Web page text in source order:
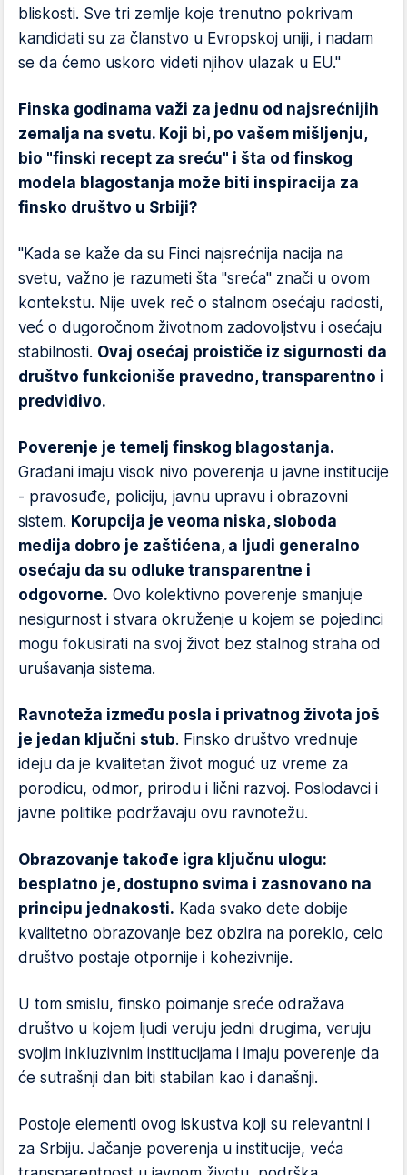
bliskosti. Sve tri zemlje koje trenutno pokrivam
kandidati su za članstvo u Evropskoj uniji, i nadam
se da ćemo uskoro videti njihov ulazak u EU."
Finska godinama važi za jednu od najsrećnijih
zemalja na svetu. Koji bi, po vašem mišljenju,
bio "finski recept za sreću" i šta od finskog
modela blagostanja može biti inspiracija za
finsko društvo u Srbiji?
"Kada se kaže da su Finci najsrećnija nacija na
svetu, važno je razumeti šta "sreća" znači u ovom
kontekstu. Nije uvek reč o stalnom osećaju radosti,
već o dugoročnom životnom zadovoljstvu i osećaju
stabilnosti. Ovaj osećaj proističe iz sigurnosti da
društvo funkcioniše pravedno, transparentno i
predvidivo.
Poverenje je temelj finskog blagostanja.
Građani imaju visok nivo poverenja u javne institucije
- pravosuđe, policiju, javnu upravu i obrazovni
sistem. Korupcija je veoma niska, sloboda
medija dobro je zaštićena, a ljudi generalno
osećaju da su odluke transparentne i
odgovorne. Ovo kolektivno poverenje smanjuje
nesigurnost i stvara okruženje u kojem se pojedinci
mogu fokusirati na svoj život bez stalnog straha od
urušavanja sistema.
Ravnoteža između posla i privatnog života još
je jedan ključni stub. Finsko društvo vrednuje
ideju da je kvalitetan život moguć uz vreme za
porodicu, odmor, prirodu i lični razvoj. Poslodavci i
javne politike podržavaju ovu ravnotežu.
Obrazovanje takođe igra ključnu ulogu:
besplatno je, dostupno svima i zasnovano na
principu jednakosti. Kada svako dete dobije
kvalitetno obrazovanje bez obzira na poreklo, celo
društvo postaje otpornije i kohezivnije.
U tom smislu, finsko poimanje sreće odražava
društvo u kojem ljudi veruju jedni drugima, veruju
svojim inkluzivnim institucijama i imaju poverenje da
će sutrašnji dan biti stabilan kao i današnji.
Postoje elementi ovog iskustva koji su relevantni i
za Srbiju. Jačanje poverenja u institucije, veća